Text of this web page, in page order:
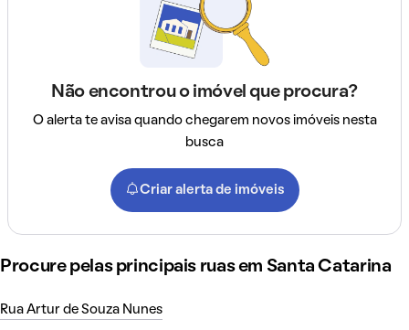
Não encontrou o imóvel que procura?
O alerta te avisa quando chegarem novos imóveis nesta
busca
Criar alerta de imóveis
Procure pelas principais ruas em Santa Catarina
Rua Artur de Souza Nunes